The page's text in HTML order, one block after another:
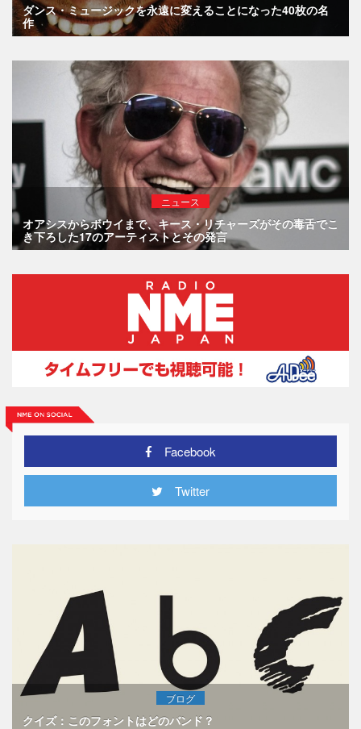
ダンス・ミュージックを永遠に変えることになった40枚の名
作
ニュース
オアシスからボウイまで、キース・リチャーズがその毒舌でこ
き下ろした17のアーティストとその発言
Facebook
Twitter
ブログ
クイズ：このフォントはどのバンド？